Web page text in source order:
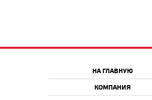
НА ГЛАВНУЮ
КОМПАНИЯ